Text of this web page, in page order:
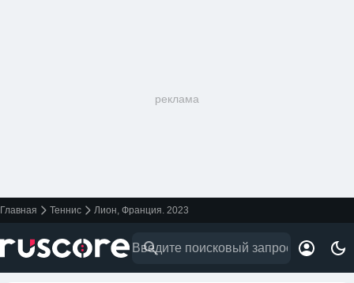
реклама
Главная Теннис Лион, Франция. 2023